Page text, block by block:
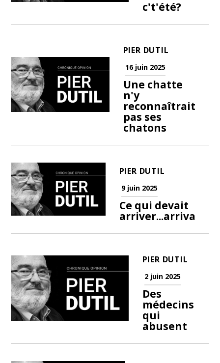
c't'été?
PIER DUTIL
16 juin 2025
Une chatte
n'y
reconnaîtrait
pas ses
chatons
PIER DUTIL
9 juin 2025
Ce qui devait
arriver...arriva
PIER DUTIL
2 juin 2025
Des
médecins
qui
abusent